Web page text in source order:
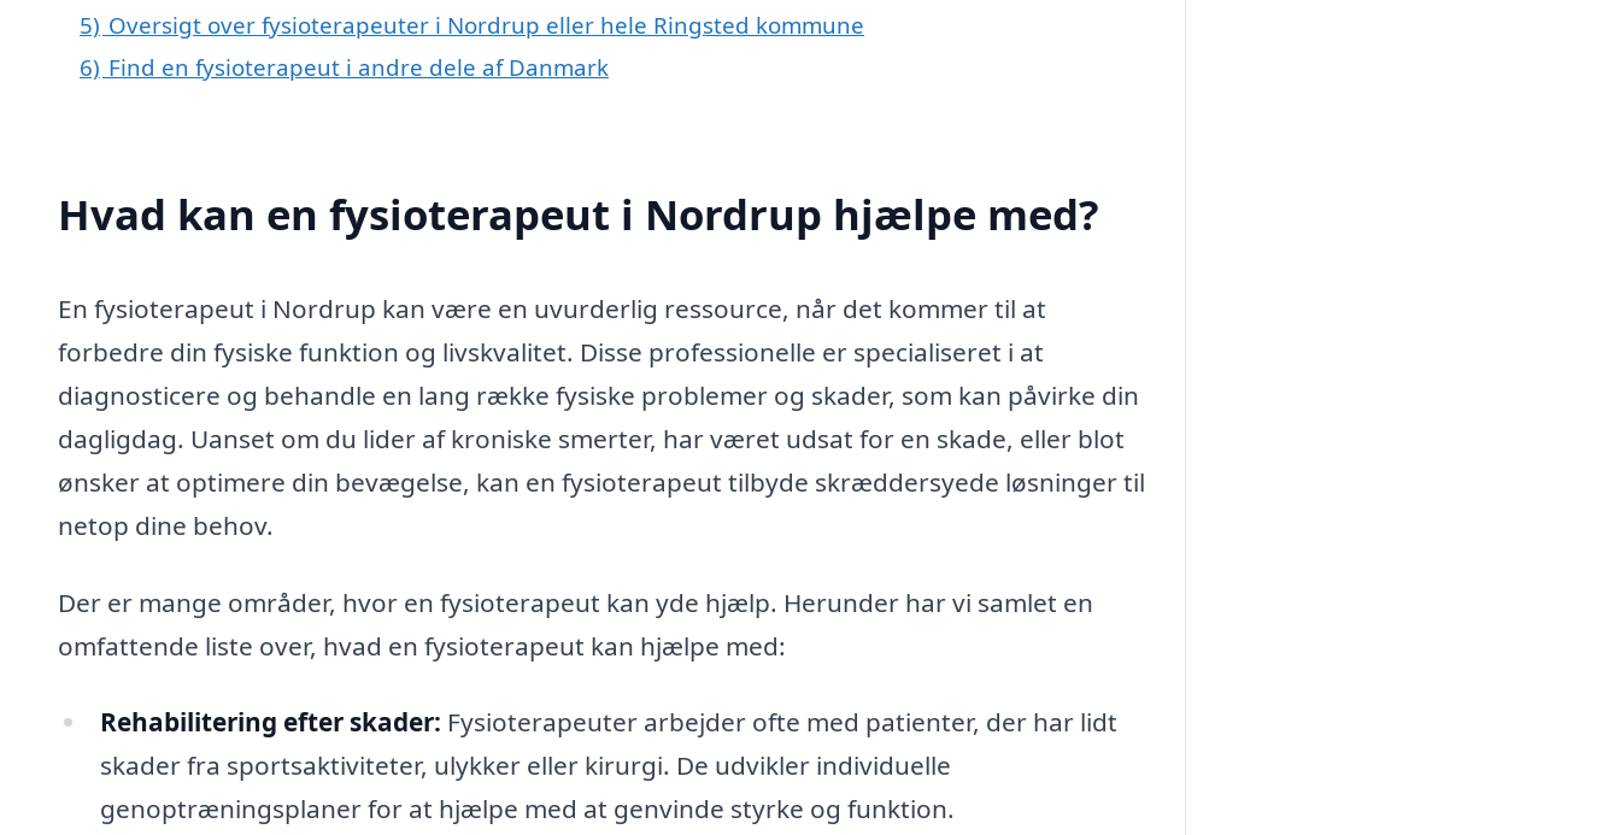
5) Oversigt over fysioterapeuter i Nordrup eller hele Ringsted kommune
6) Find en fysioterapeut i andre dele af Danmark
Hvad kan en fysioterapeut i Nordrup hjælpe med?
En fysioterapeut i Nordrup kan være en uvurderlig ressource, når det kommer til at
forbedre din fysiske funktion og livskvalitet. Disse professionelle er specialiseret i at
diagnosticere og behandle en lang række fysiske problemer og skader, som kan påvirke din
dagligdag. Uanset om du lider af kroniske smerter, har været udsat for en skade, eller blot
ønsker at optimere din bevægelse, kan en fysioterapeut tilbyde skræddersyede løsninger til
netop dine behov.
Der er mange områder, hvor en fysioterapeut kan yde hjælp. Herunder har vi samlet en
omfattende liste over, hvad en fysioterapeut kan hjælpe med:
Rehabilitering efter skader: Fysioterapeuter arbejder ofte med patienter, der har lidt
skader fra sportsaktiviteter, ulykker eller kirurgi. De udvikler individuelle
genoptræningsplaner for at hjælpe med at genvinde styrke og funktion.